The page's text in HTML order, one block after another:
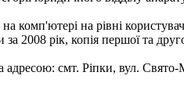
комп'ютері на рівні
2008 рік, копія першої та
смт. Ріпки, вул. Свято-